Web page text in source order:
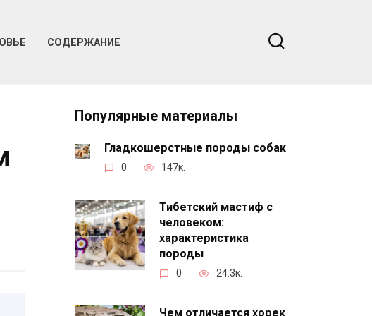
СОДЕРЖАНИЕ
Популярные материалы
Гладкошерстные породы собак
0 147к.
Тибетский мастиф с
человеком:
характеристика
породы
0 24.3к.
Чем отличается хорек